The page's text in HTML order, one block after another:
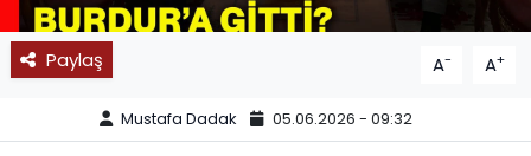
Paylaş A- A+
Mustafa Dadak 05.06.2026 - 09:32